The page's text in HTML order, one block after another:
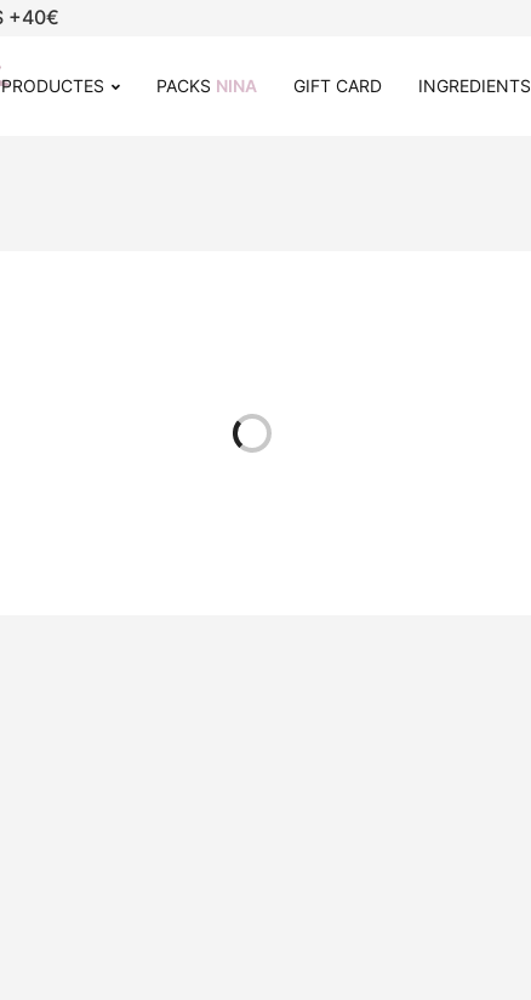
+40€
PRODUCTES PACKS NINA GIFT CARD INGREDIENTS